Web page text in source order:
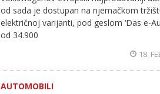
od sada je dostupan na njemačkom
električnoj varijanti, pod geslom ‘Das e-
od 34.900
18.
AUTOMOBILI